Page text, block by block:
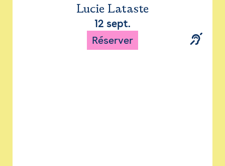
Lucie Lataste
12 sept.
Réserver